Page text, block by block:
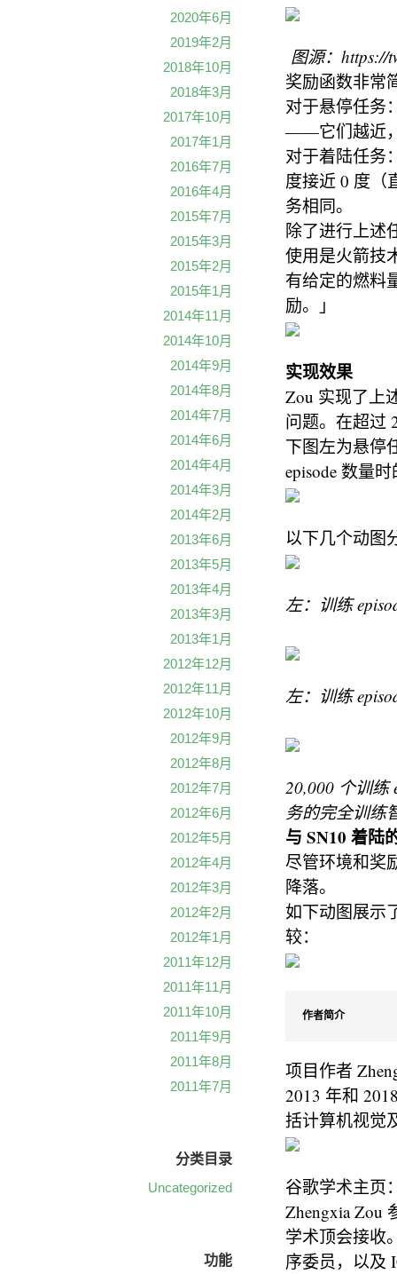
图源：https://
奖励函数非常
对于悬停任务
——它们越近
对于着陆任务
度接近 0 度（
务相同。
除了进行上述
使用是火箭技
有给定的燃料
励。」
实现效果
Zou 实现了上
问题。在超过
下图左为悬停
episode 数量
以下几个动图
左：训练
左：训练
20,000 个训
务的完全训练
与 SN10 着陆
尽管环境和奖
降落。
如下动图展示
较：
作者简介
项目作者
2013 年和
括计算机视觉
谷歌学术主页
Zhengxia Zou
学术顶会接收
序委员，以及
2020年6月
2019年2月
2018年10月
2018年3月
2017年10月
2017年1月
2016年7月
2016年4月
2015年7月
2015年3月
2015年2月
2015年1月
2014年11月
2014年10月
2014年9月
2014年8月
2014年7月
2014年6月
2014年4月
2014年3月
2014年2月
2013年6月
2013年5月
2013年4月
2013年3月
2013年1月
2012年12月
2012年11月
2012年10月
2012年9月
2012年8月
2012年7月
2012年6月
2012年5月
2012年4月
2012年3月
2012年2月
2012年1月
2011年12月
2011年11月
2011年10月
2011年9月
2011年8月
2011年7月
分类目录
Uncategorized
功能